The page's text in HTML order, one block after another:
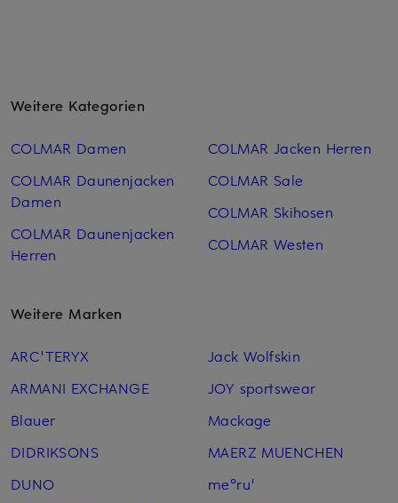
Weitere Kategorien
COLMAR Damen
COLMAR Daunenjacken
Damen
COLMAR Daunenjacken
Herren
COLMAR Jacken Herren
COLMAR Sale
COLMAR Skihosen
COLMAR Westen
Weitere Marken
ARC'TERYX
ARMANI EXCHANGE
Blauer
DIDRIKSONS
DUNO
Jack Wolfskin
JOY sportswear
Mackage
MAERZ MUENCHEN
me°ru'